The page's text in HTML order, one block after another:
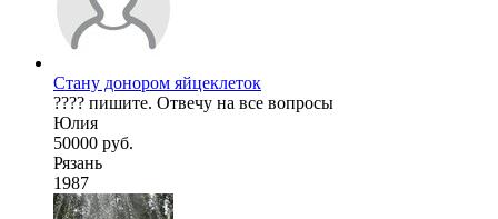
Стану донором яйцеклеток
???? пишите. Отвечу на все вопросы
Юлия
50000 руб.
Рязань
1987